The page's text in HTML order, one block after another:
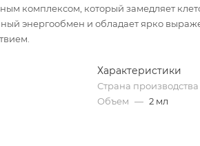
комплексом, который замедляет
энергообмен и обладает ярко
Характеристики
Страна производства
Объем — 2 мл